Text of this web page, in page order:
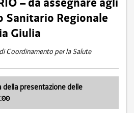
Sanitario Regionale
Giulia
Coordinamento per la Salute
della presentazione delle